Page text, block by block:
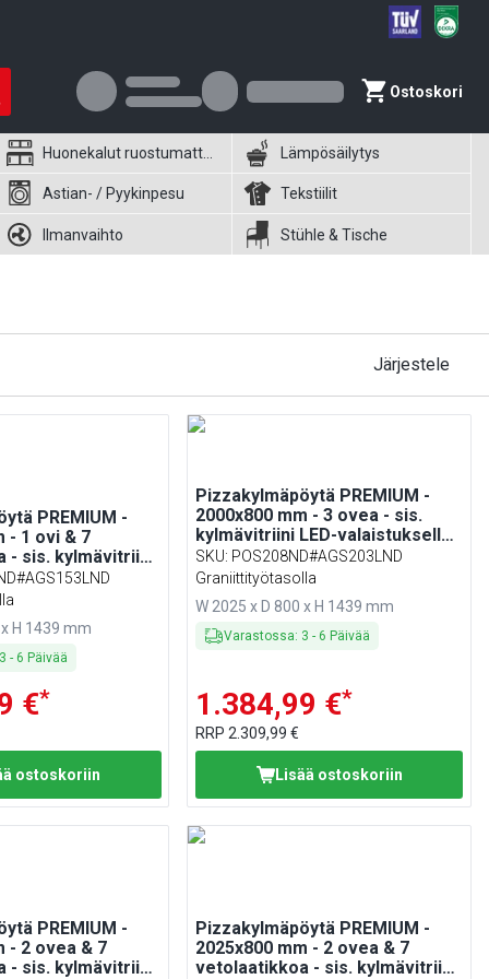
Ostoskori
Huonekalut ruostumattomasta teräksestä Lämpösäilytys
Astian- / Pyykinpesu Tekstiilit
Ilmanvaihto Stühle & Tische
Järjestele
PREMIUM -
- 1 ovi & 7
- sis. kylmävitriini
LED-
7 GN 1/4 -astiaa
H 1439 mm
3 - 6 Päivää
€*
ostoskoriin
Pizzakylmäpöytä PREMIUM -
2000x800 mm - 3 ovea - sis.
kylmävitriini LED-valaistuksella -
10 GN 1/4 -astiaa
SKU: POS208ND#AGS203LND
Graniittityötasolla
W 2025 x D 800 x H 1439 mm
Varastossa: 3 - 6 Päivää
1.384,99 €*
RRP 2.309,99 €
Lisää ostoskoriin
PREMIUM -
- 2 ovea & 7
- sis. kylmävitriini
Pizzakylmäpöytä PREMIUM -
2025x800 mm - 2 ovea & 7
vetolaatikkoa - sis. kylmävitriini